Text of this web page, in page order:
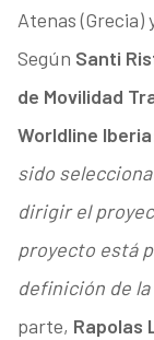
Atenas (Grecia)
Según Santi
de Movilidad
Worldline
sido
dirigir el
proyecto está
definición de
parte, Rapolas